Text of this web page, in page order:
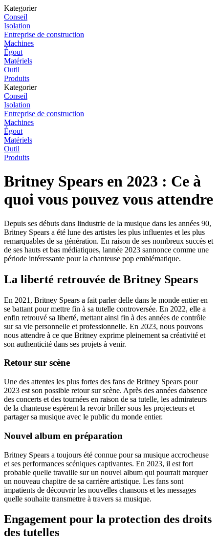
Kategorier
Conseil
Isolation
Entreprise de construction
Machines
Égout
Matériels
Outil
Produits
Kategorier
Conseil
Isolation
Entreprise de construction
Machines
Égout
Matériels
Outil
Produits
Britney Spears en 2023 : Ce à
quoi vous pouvez vous attendre
Depuis ses débuts dans lindustrie de la musique dans les années 90,
Britney Spears a été lune des artistes les plus influentes et les plus
remarquables de sa génération. En raison de ses nombreux succès et
de ses hauts et bas médiatiques, lannée 2023 sannonce comme une
période intéressante pour la chanteuse pop emblématique.
La liberté retrouvée de Britney Spears
En 2021, Britney Spears a fait parler delle dans le monde entier en
se battant pour mettre fin à sa tutelle controversée. En 2022, elle a
enfin retrouvé sa liberté, mettant ainsi fin à des années de contrôle
sur sa vie personnelle et professionnelle. En 2023, nous pouvons
nous attendre à ce que Britney exprime pleinement sa créativité et
son authenticité dans ses projets à venir.
Retour sur scène
Une des attentes les plus fortes des fans de Britney Spears pour
2023 est son possible retour sur scène. Après des années dabsence
des concerts et des tournées en raison de sa tutelle, les admirateurs
de la chanteuse espèrent la revoir briller sous les projecteurs et
partager sa musique avec le public du monde entier.
Nouvel album en préparation
Britney Spears a toujours été connue pour sa musique accrocheuse
et ses performances scéniques captivantes. En 2023, il est fort
probable quelle travaille sur un nouvel album qui pourrait marquer
un nouveau chapitre de sa carrière artistique. Les fans sont
impatients de découvrir les nouvelles chansons et les messages
quelle souhaite transmettre à travers sa musique.
Engagement pour la protection des droits
des tutelles